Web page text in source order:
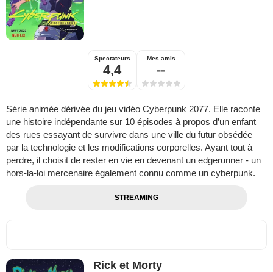
Spectateurs
4,4
Mes amis
--
Série animée dérivée du jeu vidéo Cyberpunk 2077. Elle raconte
une histoire indépendante sur 10 épisodes à propos d’un enfant
des rues essayant de survivre dans une ville du futur obsédée
par la technologie et les modifications corporelles. Ayant tout à
perdre, il choisit de rester en vie en devenant un edgerunner - un
hors-la-loi mercenaire également connu comme un cyberpunk.
STREAMING
Rick et Morty